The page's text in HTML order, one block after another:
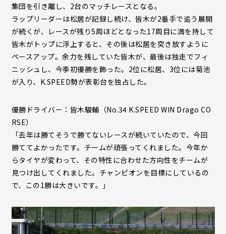
集団を引き離し、2台のマッチレースとなる。
ラップリーダーは松居が記録し続け、皆木が2番手で追う展開
が続くが、レースが残り5周ほどとなった17周目に満を持して
皆木がトップに浮上すると、その後は松居を突き放すように
ペースアップ。余力を残していた皆木が、最後は独走でフィ
ニッシュし、今季初優勝を飾った。2位に松居、3位には菊池
が入り、K.SPEED勢が表彰台を独占した。
優勝ドライバー：皆木駿輔（No.34 K.SPEED WIN Drago CO
RSE）
「去年は勝てそうで勝てないレースが続いていたので、今回
勝ててよかったです。チームが頑張ってくれました。今年か
らタイヤが変わって、その特性に合わせた方向性をチームが
見つけ出してくれました。チャンピオンを目標にしているの
で、この1勝は大きいです。」